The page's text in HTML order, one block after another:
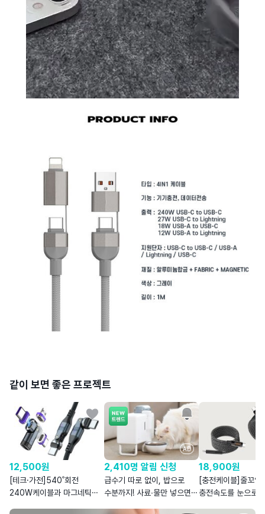
같이 보면 좋은 프로젝트
12,500원
[테크·가전]540˚회전
240W케이블과 마그네틱
AD
2,410명 알림 신청
급수기 따로 없이, 밥으로
수분까지! 사료∙물만 넣으면
18,900원
[충전케이블]줄꼬임
충전속도를 눈으로